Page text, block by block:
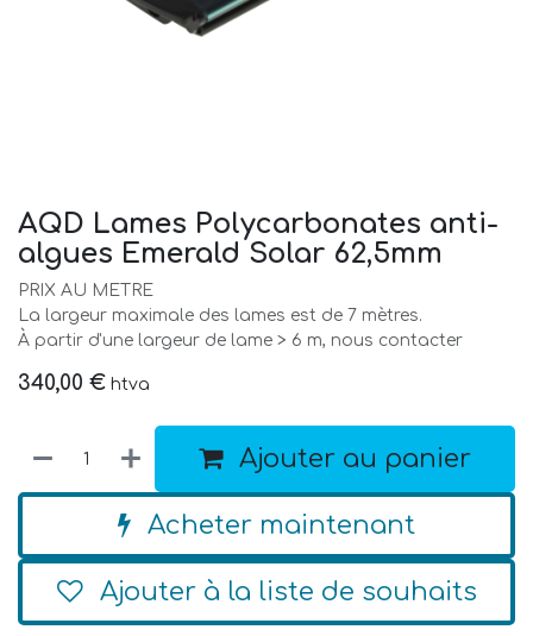
AQD Lames Polycarbonates anti-
algues Emerald Solar 62,5mm
PRIX AU METRE
La largeur maximale des lames est de 7 mètres.
À partir d'une largeur de lame > 6 m, nous contacter
340,00 € htva
Ajouter au panier
Acheter maintenant
Ajouter à la liste de souhaits